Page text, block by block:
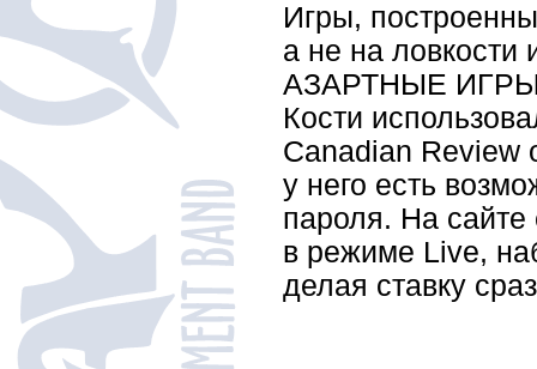
Игры,
а не на ловкости
АЗАРТНЫЕ ИГРЫ,
Кости
Canadian Review
у него есть
пароля. На сайте
в режиме Live,
делая ставку